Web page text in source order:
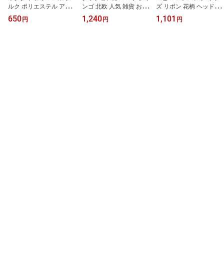
ルク ポリエステル アウ
トレット わけあり紳士
新成人 結婚式 冠婚葬祭
650 円
ンゴ 北欧 人気 雑貨 お洒
落 インテリア 45cm×45c
m 結婚祝い 新築祝い 模
1,240 円
ズ リボン 花柄 ヘッドバ
ンド かわいい khb-100
1,101 円